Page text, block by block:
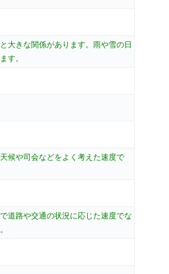
大きな関係があります。雨や雪の日
す。
候や司会などをよく考えた速度で
道路や交通の状況に応じた速度でな